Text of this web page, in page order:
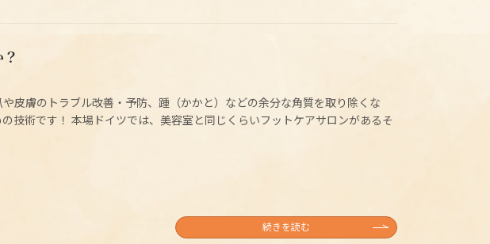
や皮膚のトラブル改善・予防、踵（かかと）などの余分な角質を取り除くな
技術です！ 本場ドイツでは、美容室と同じくらいフットケアサロンがあるそ
続きを読む